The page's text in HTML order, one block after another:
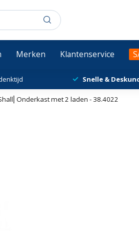
Merken Klantenservice
Snelle &
met 2 laden - 38.4022